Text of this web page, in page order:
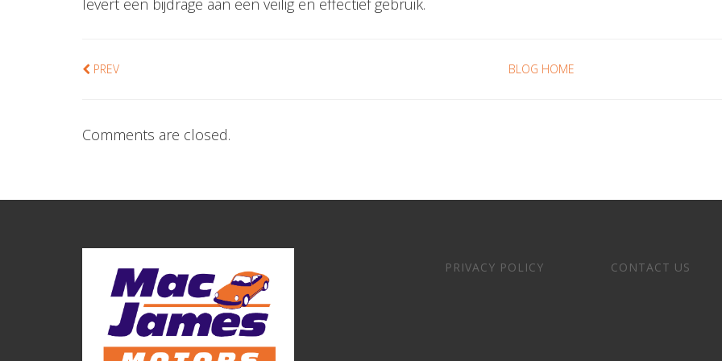
levert een bijdrage aan een veilig en effectief gebruik.
PREV BLOG HOME
Comments are closed.
PRIVACY POLICY CONTACT US